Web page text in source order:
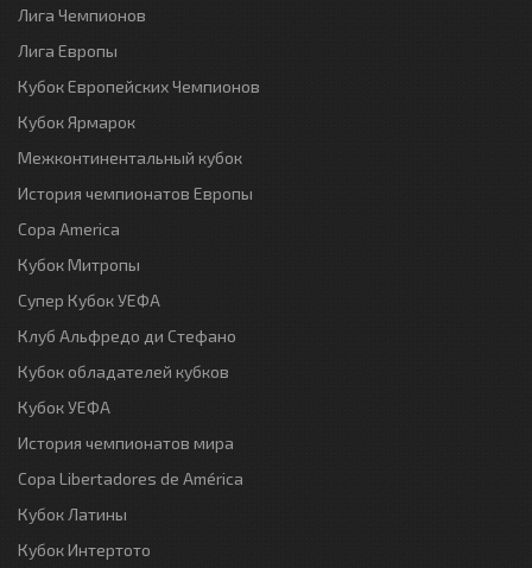
Лига Чемпионов
Лига Европы
Кубок Европейских Чемпионов
Кубок Ярмарок
Межконтинентальный кубок
История чемпионатов Европы
Copa America
Кубок Митропы
Супер Кубок УЕФА
Клуб Альфредо ди Стефано
Кубок обладателей кубков
Кубок УЕФА
История чемпионатов мира
Copa Libertadores de América
Кубок Латины
Кубок Интертото